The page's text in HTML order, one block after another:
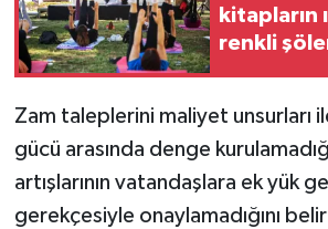
kitapların
renkli
Zam taleplerini maliyet unsurları
gücü arasında denge
artışlarının vatandaşlara ek yük
gerekçesiyle onaylamadığını